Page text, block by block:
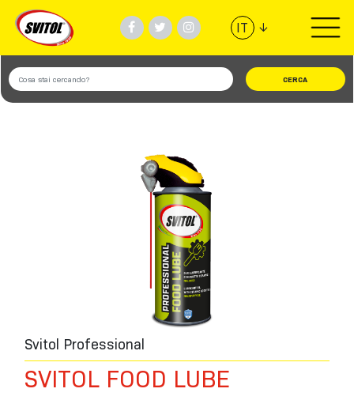
IT ↓
PRODOTTI
TROVA NEGOZIO
Svitol Professional
SVITOL FOOD LUBE